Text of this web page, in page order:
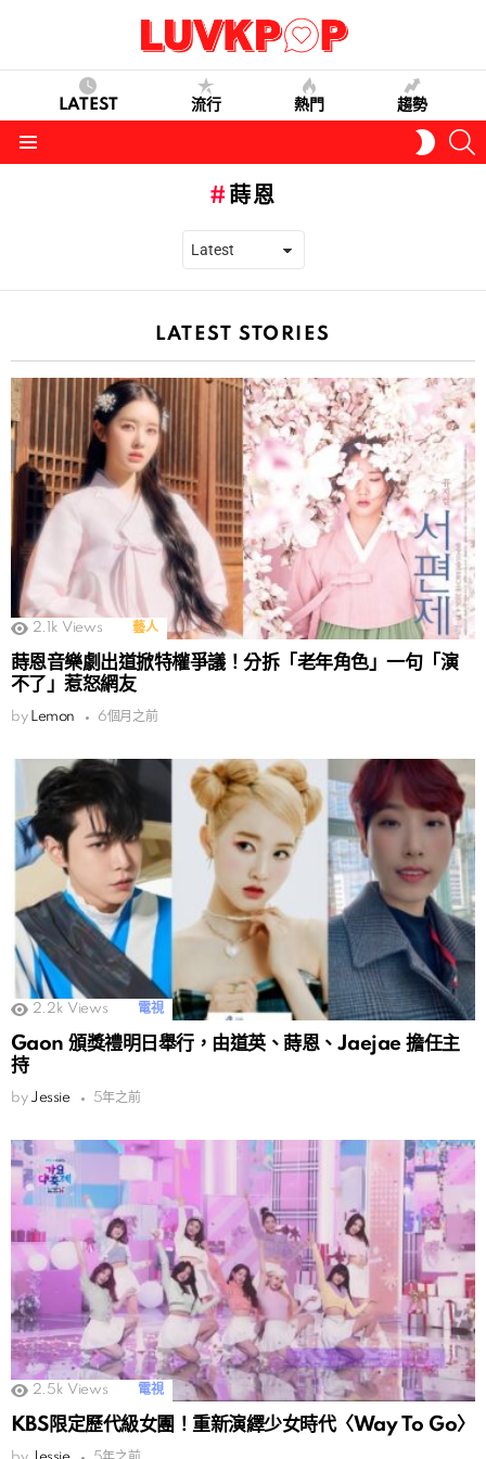
LATEST 流行 熱門 趨勢
SKIN
蒔恩
LATEST STORIES
2.1k Views 藝人
蒔恩音樂劇出道掀特權爭議！分拆「老年角色」一句「演
不了」惹怒網友
by Lemon 6個月之前
2.2k Views 電視
Gaon 頒獎禮明日舉行，由道英、蒔恩、Jaejae 擔任主
持
by Jessie 5年之前
2.5k Views 電視
KBS限定歷代級女團！重新演繹少女時代〈Way To Go〉